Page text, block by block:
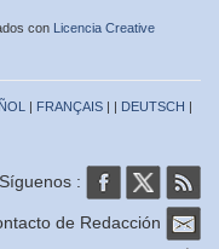
con Licencia Creative
| FRANÇAIS | | DEUTSCH |
Síguenos :
de Redacción